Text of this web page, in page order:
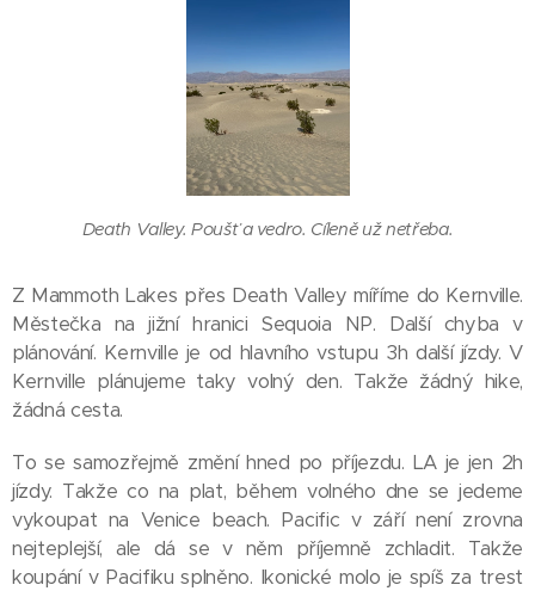
Death Valley. Poušť a vedro. Cíleně už netřeba.
Z Mammoth Lakes přes Death Valley míříme do Kernville.
Městečka na jižní hranici Sequoia NP. Další chyba v
plánování. Kernville je od hlavního vstupu 3h další jízdy. V
Kernville plánujeme taky volný den. Takže žádný hike,
žádná cesta.
To se samozřejmě změní hned po příjezdu. LA je jen 2h
jízdy. Takže co na plat, během volného dne se jedeme
vykoupat na Venice beach. Pacific v září není zrovna
nejteplejší, ale dá se v něm příjemně zchladit. Takže
koupání v Pacifiku splněno. Ikonické molo je spíš za trest